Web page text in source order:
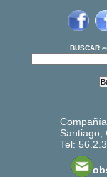
BUSCAR
Santiago,
Tel: